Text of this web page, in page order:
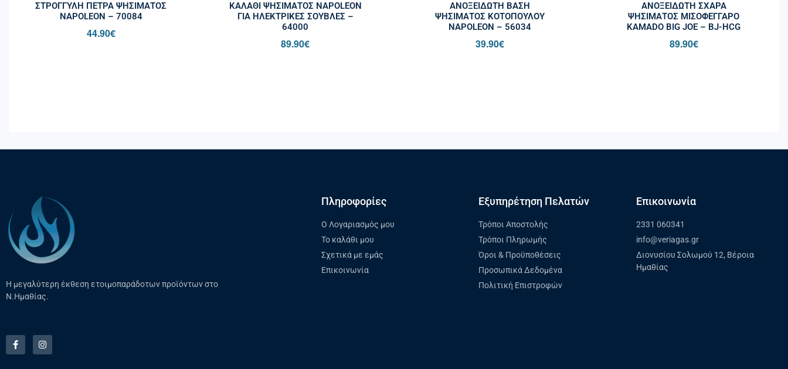
ΣΤΡΌΓΓΥΛΗ ΠΈΤΡΑ ΨΗΣΊΜΑΤΟΣ
NAPOLEON – 70084
44.90€
ΚΑΛΆΘΙ ΨΗΣΊΜΑΤΟΣ NAPOLEON
ΓΙΑ ΗΛΕΚΤΡΙΚΈΣ ΣΟΎΒΛΕΣ –
64000
89.90€
ΑΝΟΞΕΊΔΩΤΗ ΒΆΣΗ
ΨΗΣΊΜΑΤΟΣ ΚΟΤΌΠΟΥΛΟΥ
NAPOLEON – 56034
39.90€
ΑΝΟΞΕΊΔΩΤΗ ΣΧΆΡΑ
ΨΗΣΊΜΑΤΟΣ ΜΙΣΟΦΈΓΓΑΡΟ
KAMADO BIG JOE – BJ-HCG
89.90€
Η μεγαλύτερη έκθεση ετοιμοπαράδοτων προϊόντων στο
Ν.Ημαθίας.
Πληροφορίες
Ο Λογαριασμός μου
Το καλάθι μου
Σχετικά με εμάς
Επικοινωνία
Εξυπηρέτηση Πελατών
Τρόποι Αποστολής
Τρόποι Πληρωμής
Όροι & Προϋποθέσεις
Προσωπικά Δεδομένα
Πολιτική Επιστροφών
Επικοινωνία
2331 060341
info@veriagas.gr
Διονυσίου Σολωμού 12, Βέροια
Ημαθίας